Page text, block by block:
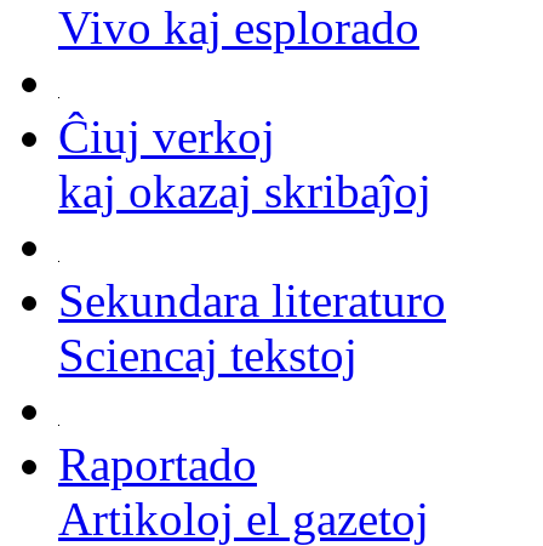
Vivo kaj esplorado
Ĉiuj verkoj
kaj okazaj skribaĵoj
Sekundara literaturo
Sciencaj tekstoj
Raportado
Artikoloj el gazetoj